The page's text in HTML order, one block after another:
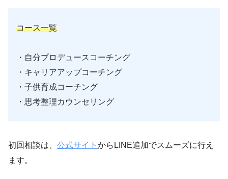
コース一覧
・自分プロデュースコーチング
・キャリアアップコーチング
・子供育成コーチング
・思考整理カウンセリング
初回相談は、 公式サイト からLINE追加でスムーズに行え
ます。